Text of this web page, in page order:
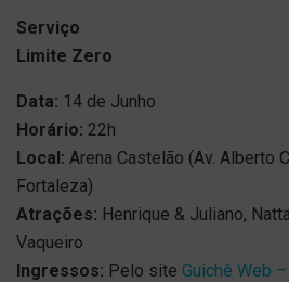
Serviço
Limite Zero
Data: 14 de Junho
Horário: 22h
Local: Arena Castelão (Av. Alberto
Fortaleza)
Atrações: Henrique & Juliano,
Vaqueiro
Ingressos: Pelo site Guichê Web